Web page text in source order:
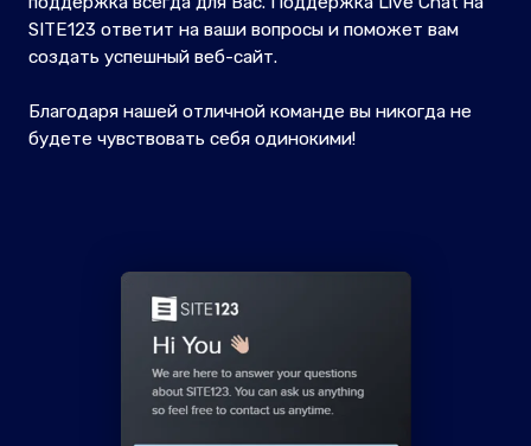
SITE123 ответит на ваши вопросы и поможет вам
создать успешный веб-сайт.
Благодаря нашей отличной команде вы никогда не
будете чувствовать себя одинокими!